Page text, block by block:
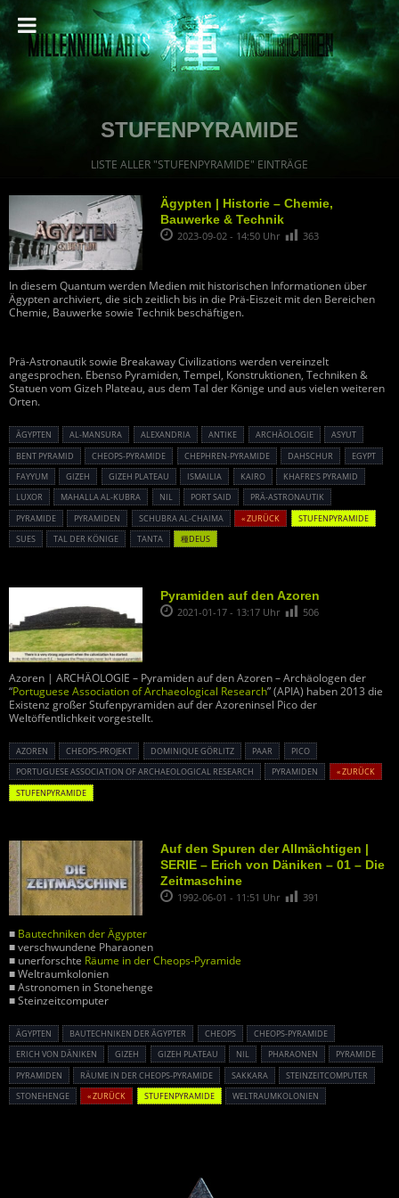
STUFENPYRAMIDE
LISTE ALLER "STUFENPYRAMIDE" EINTRÄGE
Ägypten | Historie – Chemie,
Bauwerke & Technik
2023-09-02 - 14:50 Uhr 363
In diesem Quantum werden Medien mit historischen Informationen über
Ägypten archiviert, die sich zeitlich bis in die Prä-Eiszeit mit den Bereichen
Chemie, Bauwerke sowie Technik beschäftigen.
Prä-Astronautik sowie Breakaway Civilizations werden vereinzelt
angesprochen. Ebenso Pyramiden, Tempel, Konstruktionen, Techniken &
Statuen vom Gizeh Plateau, aus dem Tal der Könige und aus vielen weiteren
Orten.
ÄGYPTEN AL-MANSURA ALEXANDRIA ANTIKE ARCHÄOLOGIE
ASYUT
BENT PYRAMID
CHEOPS-PYRAMIDE CHEPHREN-PYRAMIDE DAHSCHUR
EGYPT
FAYYUM
GIZEH GIZEH PLATEAU ISMAILIA KAIRO
KHAFRE’S PYRAMID
LUXOR
MAHALLA AL-KUBRA NIL PORT SAID
PRÄ-ASTRONAUTIK
PYRAMIDE
PYRAMIDEN SCHUBRA AL-CHAIMA « ZURÜCK
STUFENPYRAMIDE
SUES
TAL DER KÖNIGE TANTA 種DEUS
Pyramiden auf den Azoren
2021-01-17 - 13:17 Uhr 506
Azoren | ARCHÄOLOGIE – Pyramiden auf den Azoren – Archäologen der
“Portuguese Association of Archaeological Research” (APIA) haben 2013 die
Existenz großer Stufenpyramiden auf der Azoreninsel Pico der
Weltöffentlichkeit vorgestellt.
AZOREN CHEOPS-PROJEKT DOMINIQUE GÖRLITZ PAAR
PICO
PORTUGUESE ASSOCIATION OF ARCHAEOLOGICAL RESEARCH
PYRAMIDEN
« ZURÜCK
STUFENPYRAMIDE
Auf den Spuren der Allmächtigen |
SERIE – Erich von Däniken – 01 – Die
Zeitmaschine
1992-06-01 - 11:51 Uhr 391
■ Bautechniken der Ägypter
■ verschwundene Pharaonen
■ unerforschte Räume in der Cheops-Pyramide
■ Weltraumkolonien
■ Astronomen in Stonehenge
■ Steinzeitcomputer
ÄGYPTEN BAUTECHNIKEN DER ÄGYPTER CHEOPS
CHEOPS-PYRAMIDE
ERICH VON DÄNIKEN
GIZEH GIZEH PLATEAU NIL PHARAONEN
PYRAMIDE
PYRAMIDEN
RÄUME IN DER CHEOPS-PYRAMIDE SAKKARA
STEINZEITCOMPUTER
STONEHENGE
« ZURÜCK STUFENPYRAMIDE WELTRAUMKOLONIEN